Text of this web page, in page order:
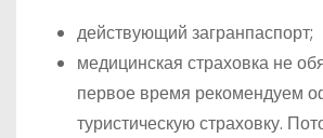
действующий загранпаспорт;
медицинская страховка не
первое время рекомендуем
туристическую страховку.